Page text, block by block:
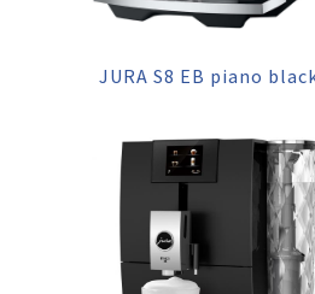
JURA S8 EB piano